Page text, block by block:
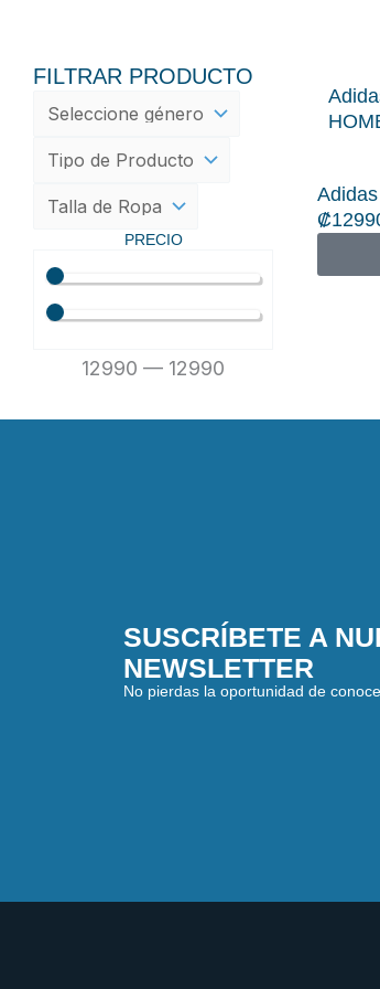
FILTRAR PRODUCTO
PRECIO
12990 — 12990
₡
SUSCRÍBETE A
NEWSLETTER
No pierdas la oportunidad de